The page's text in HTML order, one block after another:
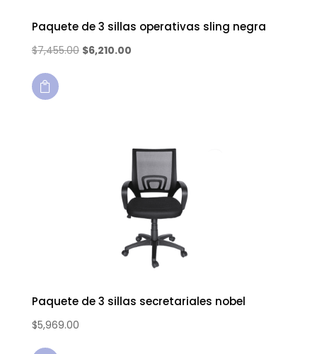
Paquete de 3 sillas operativas sling negra
$7,455.00 $6,210.00

Paquete de 3 sillas secretariales nobel
$5,969.00